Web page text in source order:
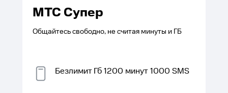
МТС Супер
Общайтесь свободно, не считая минуты и ГБ
БезлимитГб1200 минут1000 SMS